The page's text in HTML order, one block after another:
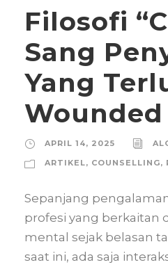
Filosofi
Sang
Yang
Wounded
APRIL 14, 2025
ARTIKEL, COUNSELLING,
Sepanjang
profesi yang berkaitan
mental sejak belasan
saat ini, ada saja